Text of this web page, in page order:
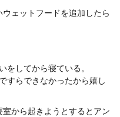
ェットフードを追加したら
をしてから寝ている。
すらできなかったから嬉し
から起きようとするとアン